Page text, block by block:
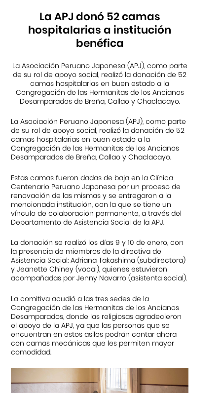
La APJ donó 52 camas
hospitalarias a institución
benéfica
La Asociación Peruano Japonesa (APJ), como parte
de su rol de apoyo social, realizó la donación de 52
camas hospitalarias en buen estado a la
Congregación de las Hermanitas de los Ancianos
Desamparados de Breña, Callao y Chaclacayo.
La Asociación Peruano Japonesa (APJ), como parte
de su rol de apoyo social, realizó la donación de 52
camas hospitalarias en buen estado a la
Congregación de las Hermanitas de los Ancianos
Desamparados de Breña, Callao y Chaclacayo.
Estas camas fueron dadas de baja en la Clínica
Centenario Peruano Japonesa por un proceso de
renovación de las mismas y se entregaron a la
mencionada institución, con la que se tiene un
vínculo de colaboración permanente, a través del
Departamento de Asistencia Social de la APJ.
La donación se realizó los días 9 y 10 de enero, con
la presencia de miembros de la directiva de
Asistencia Social: Adriana Takashima (subdirectora)
y Jeanette Chiney (vocal), quienes estuvieron
acompañadas por Jenny Navarro (asistenta social).
La comitiva acudió a las tres sedes de la
Congregación de las Hermanitas de los Ancianos
Desamparados, donde las religiosas agradecieron
el apoyo de la APJ, ya que las personas que se
encuentran en estos asilos podrán contar ahora
con camas mecánicas que les permiten mayor
comodidad.